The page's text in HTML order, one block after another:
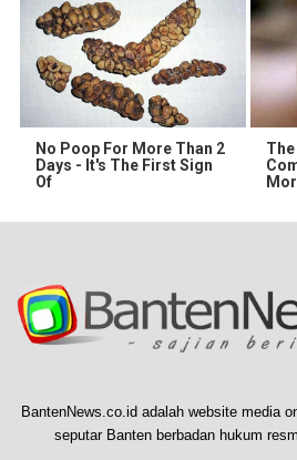
No Poop For More Than 2
Days - It's The First Sign
Of
The
BantenNews.co.id adalah website media
seputar Banten berbadan hukum